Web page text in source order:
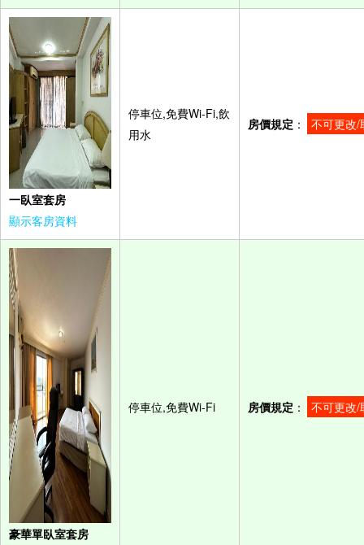
一臥室套房
顯示客房資料
停車位,免費Wi-Fi,飲
用水
房價規定 ： 不可更改/
豪華單臥室套房
停車位,免費Wi-Fi 房價規定 ： 不可更改/